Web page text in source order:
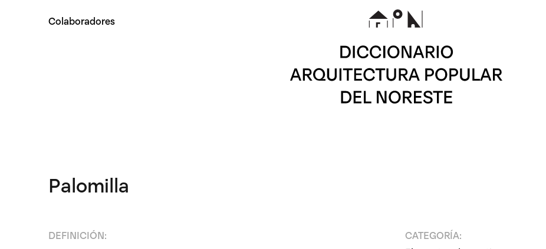
Colaboradores
Palomilla
DEFINICIÓN:
CATEGORÍA: